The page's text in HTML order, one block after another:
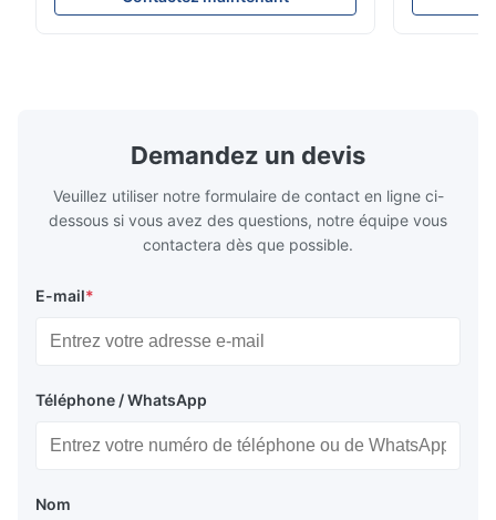
examiner le matériel avec le lustre (0-
de produit
Demandez un devis
Veuillez utiliser notre formulaire de contact en ligne ci-
dessous si vous avez des questions, notre équipe vous
contactera dès que possible.
E-mail*
Téléphone / WhatsApp
Nom